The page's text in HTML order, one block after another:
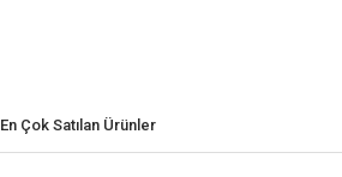
En Çok Satılan Ürünler